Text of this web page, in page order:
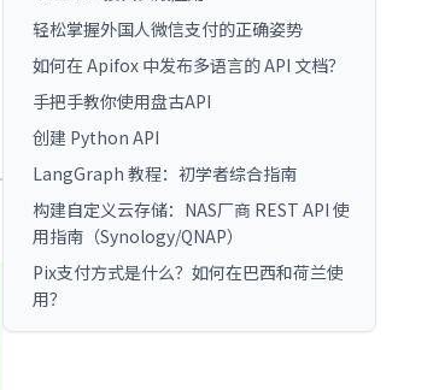
轻松掌握外国人微信支付的正确姿势
如何在 Apifox 中发布多语言的 API 文档？
手把手教你使用盘古API
创建 Python API
LangGraph 教程：初学者综合指南
构建自定义云存储：NAS厂商 REST API 使
用指南（Synology/QNAP）
Pix支付方式是什么？如何在巴西和荷兰使
用？